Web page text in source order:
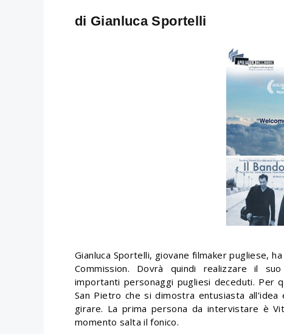
di Gianluca Sportelli
Gianluca Sportelli, giovane filmaker pugliese,
Commission. Dovrà quindi realizzare il
importanti personaggi pugliesi deceduti. Per
San Pietro che si dimostra entusiasta all’idea
girare. La prima persona da intervistare è
momento salta il fonico.